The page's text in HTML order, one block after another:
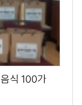
식 100가